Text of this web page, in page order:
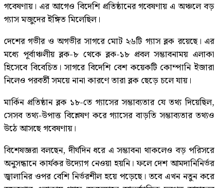
গবেষণায়। এর আগেও বিদেশি প্রতিষ্ঠানের গবেষণায় এ অঞ্চলে বড়
গ্যাস মজুদের ইঙ্গিত মিলেছিল।
দেশের গভীর ও অগভীর সাগরে মোট ২৬টি গ্যাস ব্লক রয়েছে। এর
মধ্যে পূর্বাঞ্চলীয় ব্লক-৮ থেকে ব্লক-১৮ প্রবল সম্ভাবনাময় এলাকা
হিসেবে বিবেচিত। সাগরে বিদেশি বেশ কয়েকটি কোম্পানি ইজারা
নিলেও পরবর্তী সময়ে নানা কারণে তারা ব্লক ছেড়ে চলে যায়।
মার্কিন প্রতিষ্ঠান ব্লক ১৮-তে গ্যাসের সম্ভাব্যতার যে তথ্য দিয়েছিল,
সেসব তথ্য-উপাত্ত বিশ্লেষণ করে গ্যাসের বাড়তি সম্ভাব্যতার তথ্যও
উঠে আসছে গবেষণায়।
বিশেষজ্ঞরা বলছেন, দীর্ঘদিন ধরে এ সম্ভাবনা থাকলেও বড় পরিসরে
অনুসন্ধানে কার্যকর উদ্যোগ নেওয়া হয়নি। ফলে দেশ আমদানিনির্ভর
জ্বালানির ওপর বেশি নির্ভরশীল হয়ে পড়েছে। তবে এখন নতুন করে